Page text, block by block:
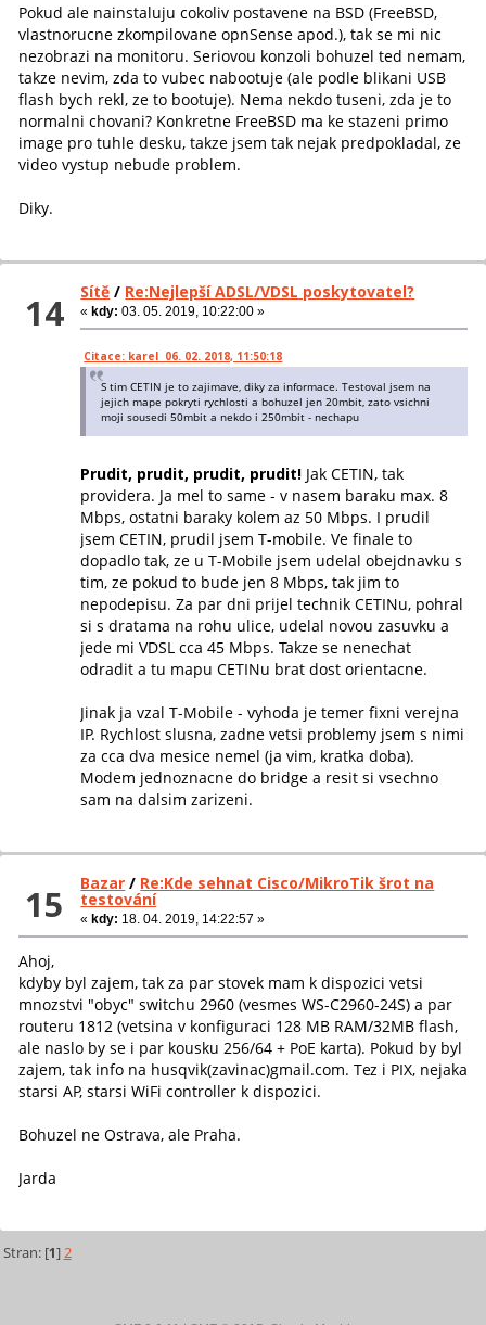
Pokud ale nainstaluju cokoliv postavene na BSD (FreeBSD,
vlastnorucne zkompilovane opnSense apod.), tak se mi nic
nezobrazi na monitoru. Seriovou konzoli bohuzel ted nemam,
takze nevim, zda to vubec nabootuje (ale podle blikani USB
flash bych rekl, ze to bootuje). Nema nekdo tuseni, zda je to
normalni chovani? Konkretne FreeBSD ma ke stazeni primo
image pro tuhle desku, takze jsem tak nejak predpokladal, ze
video vystup nebude problem.
Diky.
14 Sítě / Re:Nejlepší ADSL/VDSL poskytovatel?
« kdy: 03. 05. 2019, 10:22:00 »
Citace: karel 06. 02. 2018, 11:50:18
S tim CETIN je to zajimave, diky za informace. Testoval jsem na
jejich mape pokryti rychlosti a bohuzel jen 20mbit, zato vsichni
moji sousedi 50mbit a nekdo i 250mbit - nechapu
Prudit, prudit, prudit, prudit! Jak CETIN, tak
providera. Ja mel to same - v nasem baraku max. 8
Mbps, ostatni baraky kolem az 50 Mbps. I prudil
jsem CETIN, prudil jsem T-mobile. Ve finale to
dopadlo tak, ze u T-Mobile jsem udelal obejdnavku s
tim, ze pokud to bude jen 8 Mbps, tak jim to
nepodepisu. Za par dni prijel technik CETINu, pohral
si s dratama na rohu ulice, udelal novou zasuvku a
jede mi VDSL cca 45 Mbps. Takze se nenechat
odradit a tu mapu CETINu brat dost orientacne.
Jinak ja vzal T-Mobile - vyhoda je temer fixni verejna
IP. Rychlost slusna, zadne vetsi problemy jsem s nimi
za cca dva mesice nemel (ja vim, kratka doba).
Modem jednoznacne do bridge a resit si vsechno
sam na dalsim zarizeni.
15 Bazar / Re:Kde sehnat Cisco/MikroTik šrot na
testování
«kdy: 18. 04. 2019, 14:22:57 »
Ahoj,
kdyby byl zajem, tak za par stovek mam k dispozici vetsi
mnozstvi "obyc" switchu 2960 (vesmes WS-C2960-24S) a par
routeru 1812 (vetsina v konfiguraci 128 MB RAM/32MB flash,
ale naslo by se i par kousku 256/64 + PoE karta). Pokud by byl
zajem, tak info na husqvik(zavinac)gmail.com. Tez i PIX, nejaka
starsi AP, starsi WiFi controller k dispozici.
Bohuzel ne Ostrava, ale Praha.
Jarda
Stran: [1]2